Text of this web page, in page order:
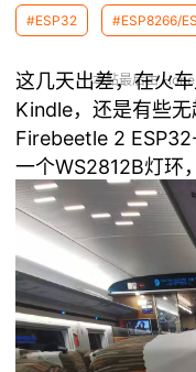
#ESP32 #ESP8266/
本帖最后由
这几天出差，在火
Kindle，还是有些
Firebeetle 2
一个WS2812B灯环